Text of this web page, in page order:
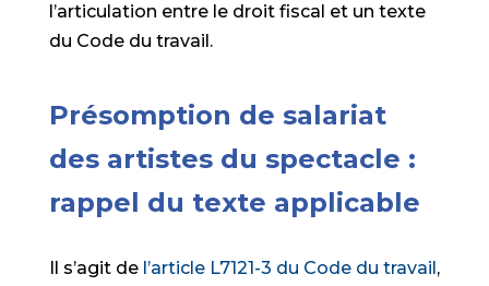
l’articulation entre le droit fiscal et un texte
du Code du travail.
Présomption de salariat
des artistes du spectacle :
rappel du texte applicable
Il s’agit de l’article L7121-3 du Code du travail ,